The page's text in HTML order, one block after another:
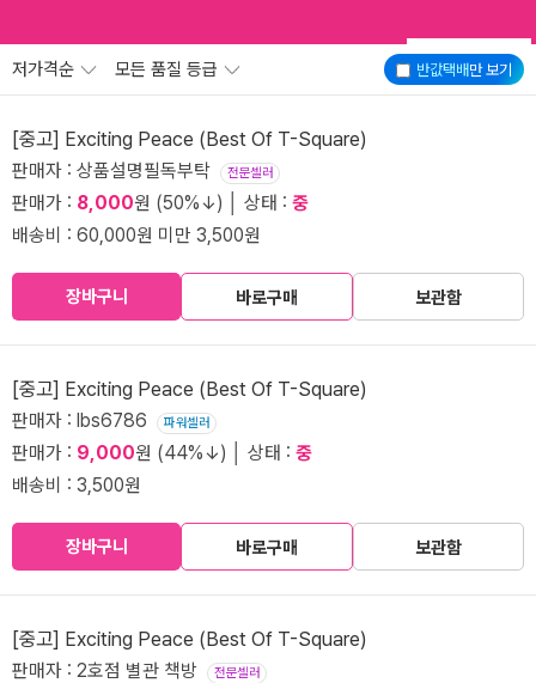
반값택배만 보기
저가격순 모든 품질 등급
[중고] Exciting Peace (Best Of T-Square)
판매자 : 상품설명필독부탁 전문셀러
판매가 : 8,000원 (50%↓) │ 상태 : 중
배송비 : 60,000원 미만 3,500원
장바구니 바로구매 보관함
[중고] Exciting Peace (Best Of T-Square)
판매자 : lbs6786 파워셀러
판매가 : 9,000원 (44%↓) │ 상태 : 중
배송비 : 3,500원
장바구니 바로구매 보관함
[중고] Exciting Peace (Best Of T-Square)
판매자 : 2호점 별관 책방 전문셀러